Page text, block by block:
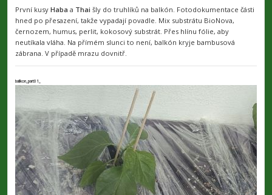
v
e
První kusy Haba a Thai šly do truhlíků na balkón. Fotodokumentace části
hned po přesazení, takže vypadají povadle. Mix substrátu BioNova,
černozem, humus, perlit, kokosový substrát. Přes hlínu fólie, aby
neutíkala vláha. Na přímém slunci to není, balkón kryje bambusová
zábrana. V případě mrazu dovnitř.
ballkon_part01_